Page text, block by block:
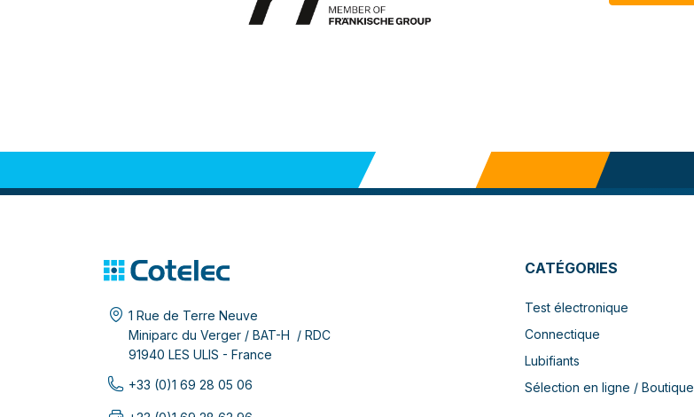
1 Rue de Terre Neuve
Miniparc du Verger / BAT-H / RDC
91940 LES ULIS - France
+33 (0)1 69 28 05 06
CATÉGORIES
Test électronique
Connectique
Lubifiants
Sélection en ligne / Boutique